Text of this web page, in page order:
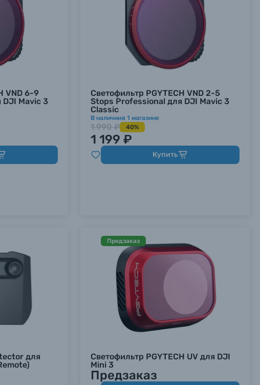
VND 6-9
Mavic 3
Светофильтр PGYTECH VND 2-5
Stops Professional для DJI Mavic 3
Classic
В наличиив1 магазине
1 990 ₽ 40%
1 199 ₽
Купить
для
Предзаказ
Светофильтр PGYTECH UV для DJI
Mini 3
Предзаказ